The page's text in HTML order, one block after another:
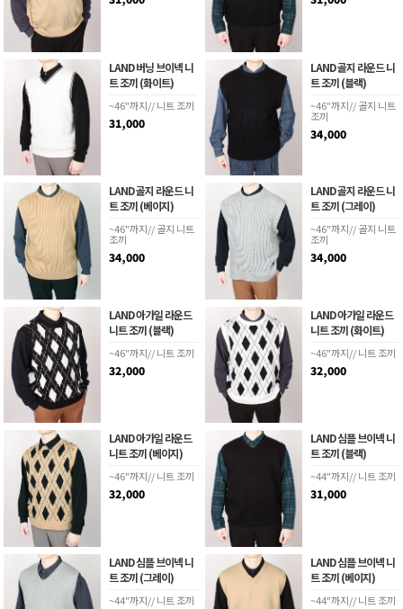
LAND 버닝 브이넥 니
트 조끼 (화이트)
~46"까지// 니트 조끼
31,000
LAND 골지 라운드 니
트 조끼 (블랙)
~46"까지// 골지 니트
조끼
34,000
LAND 골지 라운드 니
트 조끼 (베이지)
~46"까지// 골지 니트
조끼
34,000
LAND 골지 라운드 니
트 조끼 (그레이)
~46"까지// 골지 니트
조끼
34,000
LAND 아가일 라운드
니트 조끼 (블랙)
~46"까지// 니트 조끼
32,000
LAND 아가일 라운드
니트 조끼 (화이트)
~46"까지// 니트 조끼
32,000
LAND 아가일 라운드
니트 조끼 (베이지)
~46"까지// 니트 조끼
32,000
LAND 심플 브이넥 니
트 조끼 (블랙)
~44"까지// 니트 조끼
31,000
LAND 심플 브이넥 니
트 조끼 (그레이)
~44"까지// 니트 조끼
LAND 심플 브이넥 니
트 조끼 (베이지)
~44"까지// 니트 조끼